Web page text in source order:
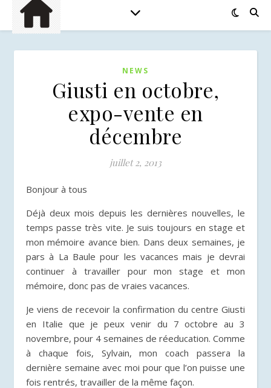
NEWS
Giusti en octobre,
expo-vente en
décembre
juillet 2, 2013
Bonjour à tous
Déjà deux mois depuis les dernières nouvelles, le
temps passe très vite. Je suis toujours en stage et
mon mémoire avance bien. Dans deux semaines, je
pars à La Baule pour les vacances mais je devrai
continuer à travailler pour mon stage et mon
mémoire, donc pas de vraies vacances.
Je viens de recevoir la confirmation du centre Giusti
en Italie que je peux venir du 7 octobre au 3
novembre, pour 4 semaines de réeducation. Comme
à chaque fois, Sylvain, mon coach passera la
dernière semaine avec moi pour que l’on puisse une
fois rentrés, travailler de la même façon.